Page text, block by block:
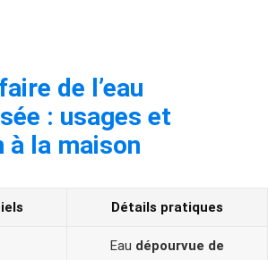
de l’eau
: usages et
la maison
Détails pratiques
Eau dépourvue de